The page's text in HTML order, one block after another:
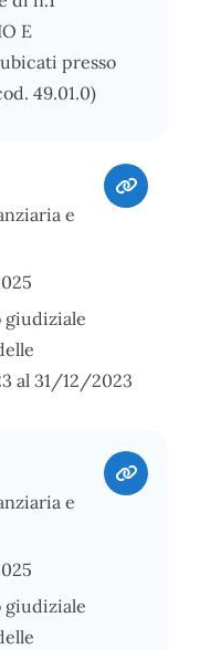
E
presso
49.01.0)
e
giudiziale
al 31/12/2023
e
giudiziale